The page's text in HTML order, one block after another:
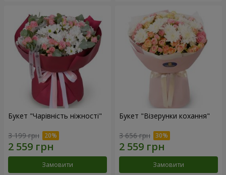
Букет "Чарівність ніжності"
3 199 грн
Замовити
Букет "Візерунки кохання"
3 656 грн
Замовити